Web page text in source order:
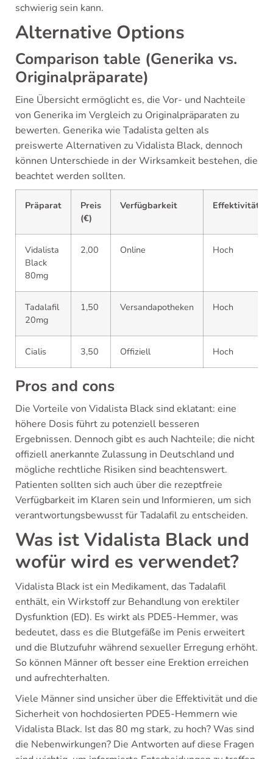
schwierig sein kann.
Alternative Options
Comparison table (Generika vs.
Originalpräparate)
Eine Übersicht ermöglicht es, die Vor- und Nachteile
von Generika im Vergleich zu Originalpräparaten zu
bewerten. Generika wie Tadalista gelten als
preiswerte Alternativen zu Vidalista Black, dennoch
können Unterschiede in der Wirksamkeit bestehen, die
beachtet werden sollten.
Präparat
Preis
(€)
Verfügbarkeit Effektivität
Vidalista
Black
80mg
2,00 Online Hoch
Tadalafil
20mg
1,50 Versandapotheken Hoch
Cialis 3,50 Offiziell Hoch
Pros and cons
Die Vorteile von Vidalista Black sind eklatant: eine
höhere Dosis führt zu potenziell besseren
Ergebnissen. Dennoch gibt es auch Nachteile; die nicht
offiziell anerkannte Zulassung in Deutschland und
mögliche rechtliche Risiken sind beachtenswert.
Patienten sollten sich auch über die rezeptfreie
Verfügbarkeit im Klaren sein und Informieren, um sich
verantwortungsbewusst für Tadalafil zu entscheiden.
Was ist Vidalista Black und
wofür wird es verwendet?
Vidalista Black ist ein Medikament, das Tadalafil
enthält, ein Wirkstoff zur Behandlung von erektiler
Dysfunktion (ED). Es wirkt als PDE5-Hemmer, was
bedeutet, dass es die Blutgefäße im Penis erweitert
und die Blutzufuhr während sexueller Erregung erhöht.
So können Männer oft besser eine Erektion erreichen
und aufrechterhalten.
Viele Männer sind unsicher über die Effektivität und die
Sicherheit von hochdosierten PDE5-Hemmern wie
Vidalista Black. Ist das 80 mg stark, zu hoch? Was sind
die Nebenwirkungen? Die Antworten auf diese Fragen